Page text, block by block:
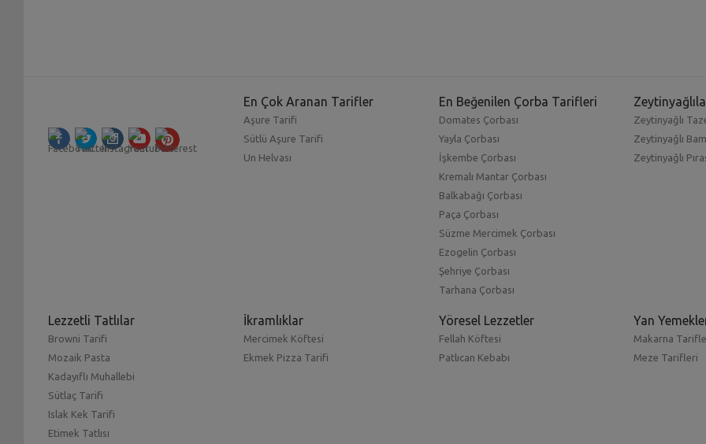
En Çok Aranan Tarifler
Aşure Tarifi
Sütlü Aşure Tarifi
Un Helvası
En Beğenilen Çorba Tarifleri
Domates Çorbası
Yayla Çorbası
İşkembe Çorbası
Kremalı Mantar Çorbası
Balkabağı Çorbası
Paça Çorbası
Süzme Mercimek Çorbası
Ezogelin Çorbası
Şehriye Çorbası
Tarhana Çorbası
Zeytinyağlı
Zeytinyağlı
Zeytinyağlı
Lezzetli Tatlılar
Browni Tarifi
Mozaik Pasta
Kadayıflı Muhallebi
Sütlaç Tarifi
Islak Kek Tarifi
Etimek Tatlısı
İkramlıklar
Mercimek Köftesi
Ekmek Pizza Tarifi
Yöresel Lezzetler
Fellah Köftesi
Patlıcan Kebabı
Yan
Makarna
Meze Tarifleri